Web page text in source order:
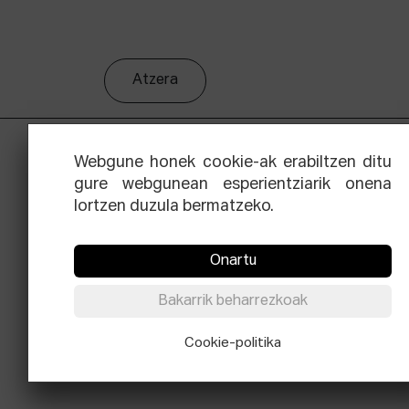
Atzera
Facebook Equis Instagram Threads
© Elías Querejeta Zine Eskola 2026
Webgune honek cookie-ak erabiltzen ditu
gure webgunean esperientziarik onena
lortzen duzula bermatzeko.
Onartu
Bakarrik beharrezkoak
Cookie-politika